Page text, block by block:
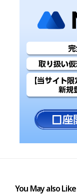
You May also Like